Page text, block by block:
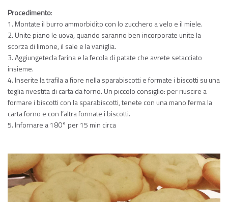
Procedimento:
1. Montate il burro ammorbidito con lo zucchero a velo e il miele.
2. Unite piano le uova, quando saranno ben incorporate unite la
scorza di limone, il sale e la vaniglia.
3. Aggiungetecla farina e la fecola di patate che avrete setacciato
insieme.
4. Inserite la trafila a fiore nella sparabiscotti e formate i biscotti su una
teglia rivestita di carta da forno. Un piccolo consiglio: per riuscire a
formare i biscotti con la sparabiscotti, tenete con una mano ferma la
carta forno e con l’altra formate i biscotti.
5. Infornare a 180° per 15 min circa